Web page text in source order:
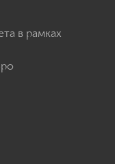
в рамках